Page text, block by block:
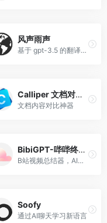
风声雨声
基于 gpt-3.5 的翻译服务、内容学习服务
Calliper 文档对比神器
文档内容对比神器
BibiGPT-哔哔终结者
B站视频总结器，AI一键总结音视频内容
Soofy
通过AI聊天学习新语言